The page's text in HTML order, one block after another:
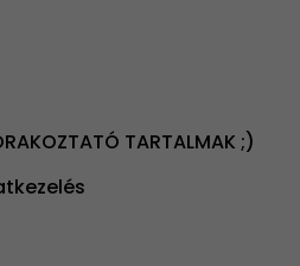
TARTALMAK ;)